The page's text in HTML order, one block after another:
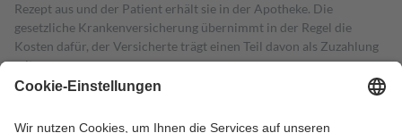
Rezept aus und der Patient erhält sie in der Apotheke. Die
gesetzliche Krankenversicherung übernimmt in der Regel die
Kosten dafür, der Versicherte trägt einen Teil davon als Zuzahlung
mit.
Grundsätzlich leisten Mitglieder Zuzahlungen in Höhe von zehn
höchstens zehn Euro.
Es sind jedoch nie mehr als die tatsächlichen